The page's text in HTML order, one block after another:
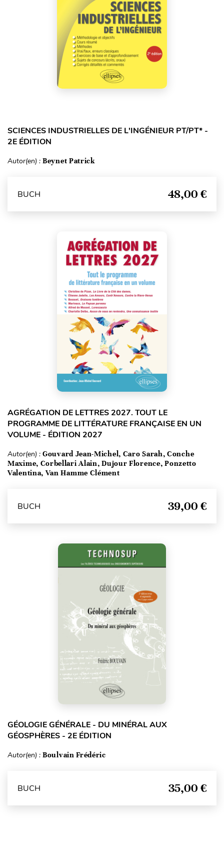
SCIENCES INDUSTRIELLES DE L'INGÉNIEUR PT/PT* -
2E ÉDITION
Autor(en) : Beynet Patrick
BUCH 48,00 €
AGRÉGATION DE LETTRES 2027. TOUT LE
PROGRAMME DE LITTÉRATURE FRANÇAISE EN UN
VOLUME - ÉDITION 2027
Autor(en) : Gouvard Jean-Michel, Caro Sarah, Conche
Maxime, Corbellari Alain, Dujour Florence, Ponzetto
Valentina, Van Hamme Clément
BUCH 39,00 €
GÉOLOGIE GÉNÉRALE - DU MINÉRAL AUX
GÉOSPHÈRES - 2E ÉDITION
Autor(en) : Boulvain Frédéric
BUCH 35,00 €